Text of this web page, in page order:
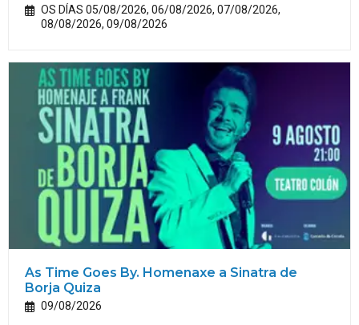
OS DÍAS 05/08/2026, 06/08/2026, 07/08/2026,
08/08/2026, 09/08/2026
As Time Goes By. Homenaxe a Sinatra de
Borja Quiza
09/08/2026